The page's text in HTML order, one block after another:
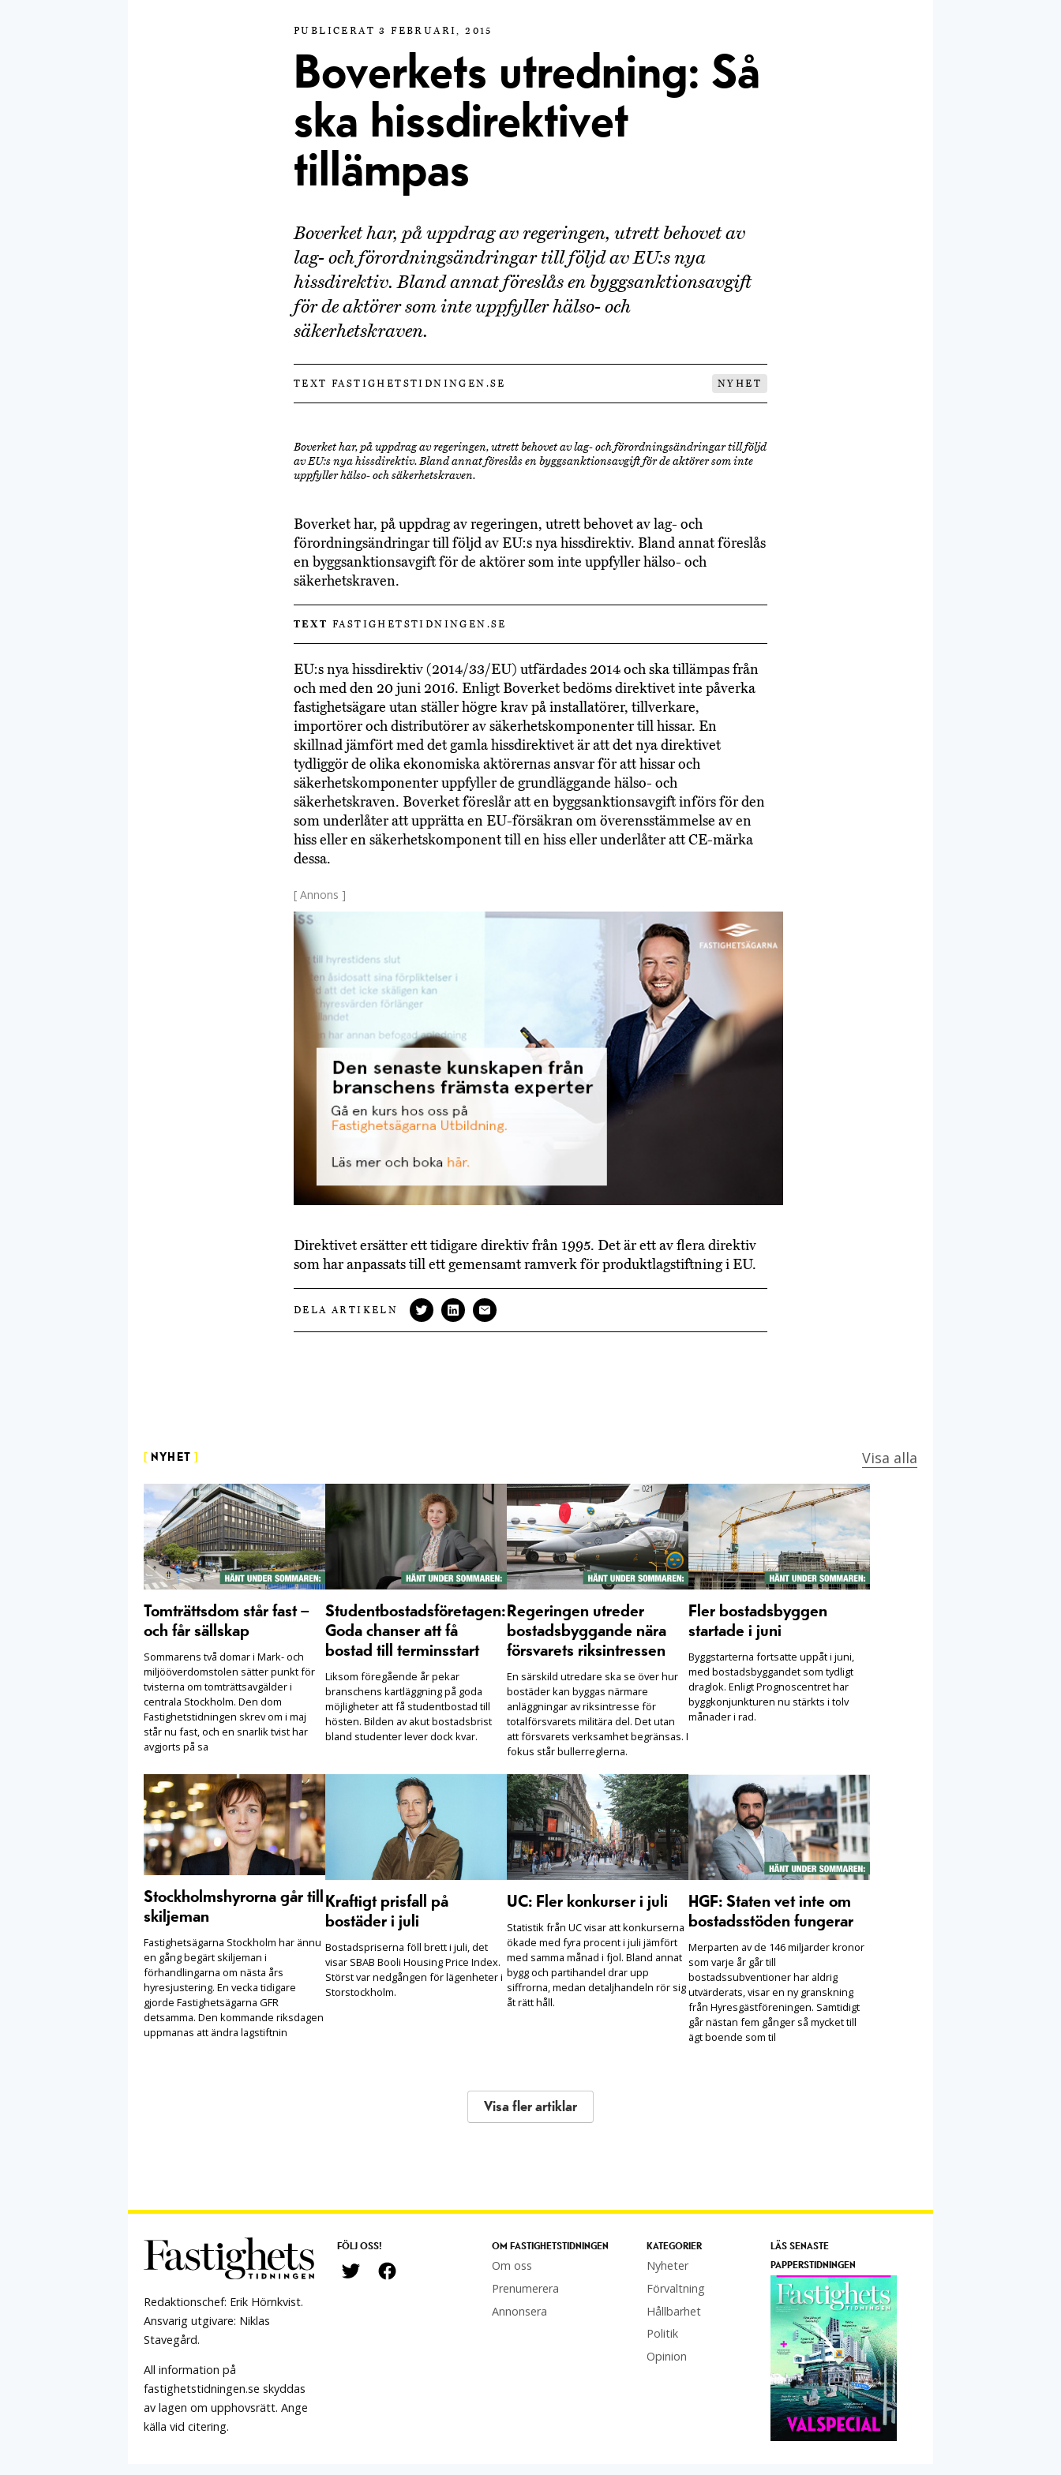
PUBLICERAT 3 FEBRUARI, 2015
Boverkets utredning: Så
ska hissdirektivet
tillämpas
Boverket har, på uppdrag av regeringen, utrett behovet av
lag- och förordningsändringar till följd av EU:s nya
hissdirektiv. Bland annat föreslås en byggsanktionsavgift
för de aktörer som inte uppfyller hälso- och
säkerhetskraven.
TEXT FASTIGHETSTIDNINGEN.SE NYHET
Boverket har, på uppdrag av regeringen, utrett behovet av lag- och förordningsändringar till följd
av EU:s nya hissdirektiv. Bland annat föreslås en byggsanktionsavgift för de aktörer som inte
uppfyller hälso- och säkerhetskraven.
Boverket har, på uppdrag av regeringen, utrett behovet av lag- och
förordningsändringar till följd av EU:s nya hissdirektiv. Bland annat föreslås
en byggsanktionsavgift för de aktörer som inte uppfyller hälso- och
säkerhetskraven.
TEXT FASTIGHETSTIDNINGEN.SE
EU:s nya hissdirektiv (2014/33/EU) utfärdades 2014 och ska tillämpas från
och med den 20 juni 2016. Enligt Boverket bedöms direktivet inte påverka
fastighetsägare utan ställer högre krav på installatörer, tillverkare,
importörer och distributörer av säkerhetskomponenter till hissar. En
skillnad jämfört med det gamla hissdirektivet är att det nya direktivet
tydliggör de olika ekonomiska aktörernas ansvar för att hissar och
säkerhetskomponenter uppfyller de grundläggande hälso- och
säkerhetskraven. Boverket föreslår att en byggsanktionsavgift införs för den
som underlåter att upprätta en EU-försäkran om överensstämmelse av en
hiss eller en säkerhetskomponent till en hiss eller underlåter att CE-märka
dessa.
[ Annons ]
Direktivet ersätter ett tidigare direktiv från 1995. Det är ett av flera direktiv
som har anpassats till ett gemensamt ramverk för produktlagstiftning i EU.
DELA ARTIKELN
NYHET Visa alla
Tomträttsdom står fast –
och får sällskap
Sommarens två domar i Mark- och
miljööverdomstolen sätter punkt för
tvisterna om tomträttsavgälder i
centrala Stockholm. Den dom
Fastighetstidningen skrev om i maj
står nu fast, och en snarlik tvist har
avgjorts på sa
Studentbostadsföretagen:
Goda chanser att få
bostad till terminsstart
Liksom föregående år pekar
branschens kartläggning på goda
möjligheter att få studentbostad till
hösten. Bilden av akut bostadsbrist
bland studenter lever dock kvar.
Regeringen utreder
bostadsbyggande nära
försvarets riksintressen
En särskild utredare ska se över hur
bostäder kan byggas närmare
anläggningar av riksintresse för
totalförsvarets militära del. Det utan
att försvarets verksamhet begränsas. I
fokus står bullerreglerna.
Fler bostadsbyggen
startade i juni
Byggstarterna fortsatte uppåt i juni,
med bostadsbyggandet som tydligt
draglok. Enligt Prognoscentret har
byggkonjunkturen nu stärkts i tolv
månader i rad.
Stockholmshyrorna går till
skiljeman
Fastighetsägarna Stockholm har ännu
en gång begärt skiljeman i
förhandlingarna om nästa års
hyresjustering. En vecka tidigare
gjorde Fastighetsägarna GFR
detsamma. Den kommande riksdagen
uppmanas att ändra lagstiftnin
Kraftigt prisfall på
bostäder i juli
Bostadspriserna föll brett i juli, det
visar SBAB Booli Housing Price Index.
Störst var nedgången för lägenheter i
Storstockholm.
UC: Fler konkurser i juli
Statistik från UC visar att konkurserna
ökade med fyra procent i juli jämfört
med samma månad i fjol. Bland annat
bygg och partihandel drar upp
siffrorna, medan detaljhandeln rör sig
åt rätt håll.
HGF: Staten vet inte om
bostadsstöden fungerar
Merparten av de 146 miljarder kronor
som varje år går till
bostadssubventioner har aldrig
utvärderats, visar en ny granskning
från Hyresgästföreningen. Samtidigt
går nästan fem gånger så mycket till
ägt boende som til
Visa fler artiklar
Redaktionschef: Erik Hörnkvist.
Ansvarig utgivare: Niklas
Stavegård.
All information på
fastighetstidningen.se skyddas
av lagen om upphovsrätt. Ange
källa vid citering.
FÖLJ OSS! OM FASTIGHETSTIDNINGEN
Om oss
Prenumerera
Annonsera
KATEGORIER
Nyheter
Förvaltning
Hållbarhet
Politik
Opinion
LÄS SENASTE
PAPPERSTIDNINGEN